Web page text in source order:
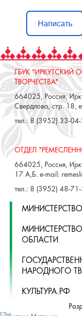
Написать
ГБУК
ТВОРЧЕСТВА"
664025, Россия,
Свердлова, стр. 18,
тел.: 8 (3952) 33-
ОТДЕЛ
664025, Россия,
17 А,Б. e-mail:
тел.: 8 (3952) 48-
ОБЛАСТИ
НАРОДНОГО
КУЛЬТУРА.РФ